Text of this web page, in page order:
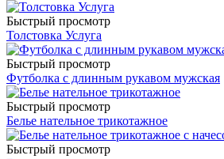
Быстрый просмотр
Толстовка Услуга
Быстрый просмотр
Футболка с длинным рукавом мужская
Быстрый просмотр
Белье нательное трикотажное
Быстрый просмотр